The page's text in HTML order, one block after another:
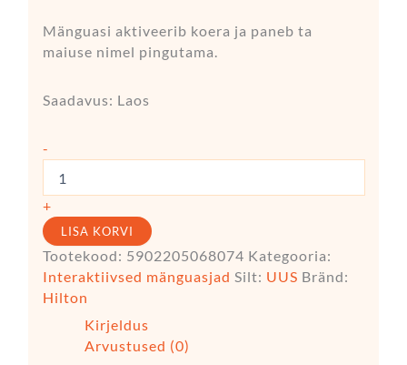
Mänguasi aktiveerib koera ja paneb ta
maiuse nimel pingutama.
Saadavus: Laos
-
+
LISA KORVI
Tootekood: 5902205068074 Kategooria:
Interaktiivsed mänguasjad Silt: UUS Bränd:
Hilton
Kirjeldus
Arvustused (0)